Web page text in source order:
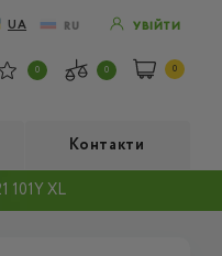
UA RU УВІЙТИ
0 0 0
Контакти
101Y XL